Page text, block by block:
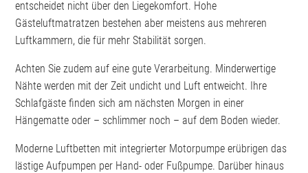
entscheidet nicht über den Liegekomfort. Hohe
Gästeluftmatratzen bestehen aber meistens aus mehreren
Luftkammern, die für mehr Stabilität sorgen.
Achten Sie zudem auf eine gute Verarbeitung. Minderwertige
Nähte werden mit der Zeit undicht und Luft entweicht. Ihre
Schlafgäste finden sich am nächsten Morgen in einer
Hängematte oder – schlimmer noch – auf dem Boden wieder.
Moderne Luftbetten mit integrierter Motorpumpe erübrigen das
lästige Aufpumpen per Hand- oder Fußpumpe. Darüber hinaus